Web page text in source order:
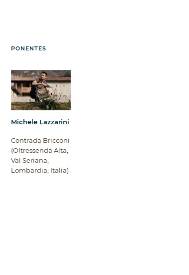
PONENTES
Michele Lazzarini
Contrada Bricconi
(Oltressenda Alta,
Val Seriana,
Lombardia, Italia)